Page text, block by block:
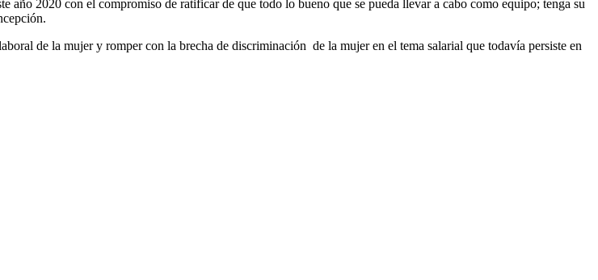
año 2020 con el compromiso de ratificar de que todo lo bueno que se pueda llevar a cabo como equipo; tenga su
de la mujer y romper con la brecha de discriminación de la mujer en el tema salarial que todavía persiste en